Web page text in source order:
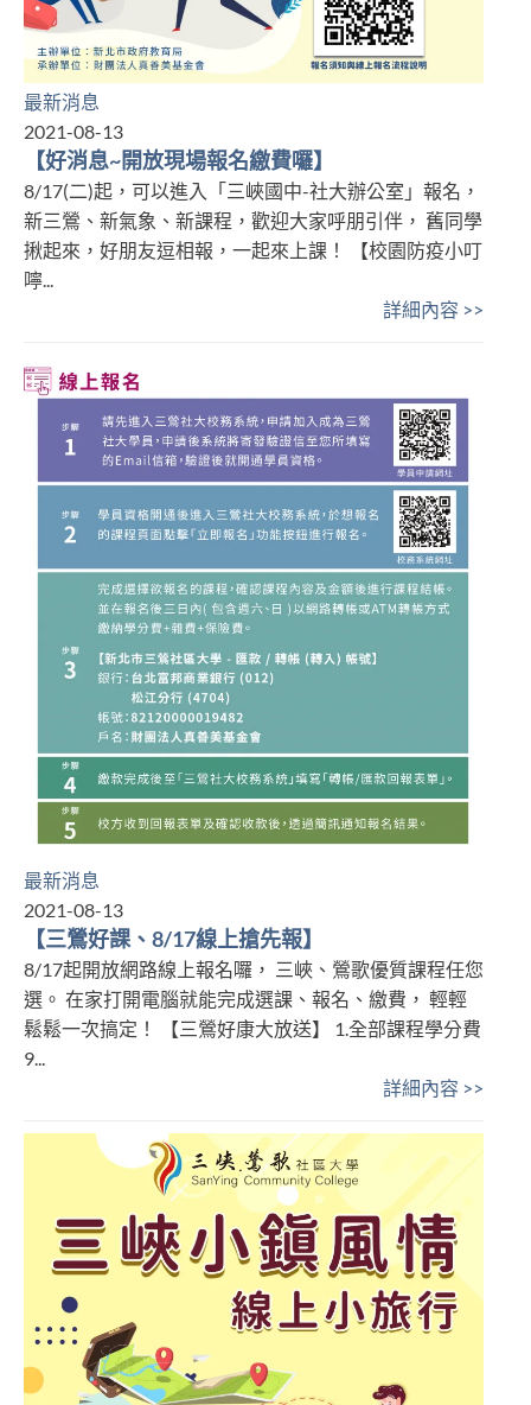
最新消息
2021-08-13
【好消息~開放現場報名繳費囉】
8/17(二)起，可以進入「三峽國中-社大辦公室」報名，
新三鶯、新氣象、新課程，歡迎大家呼朋引伴， 舊同學
揪起來，好朋友逗相報，一起來上課！ 【校園防疫小叮
嚀...
詳細內容 >>
最新消息
2021-08-13
【三鶯好課、8/17線上搶先報】
8/17起開放網路線上報名囉， 三峽、鶯歌優質課程任您
選。 在家打開電腦就能完成選課、報名、繳費， 輕輕
鬆鬆一次搞定！ 【三鶯好康大放送】 1.全部課程學分費
9...
詳細內容 >>